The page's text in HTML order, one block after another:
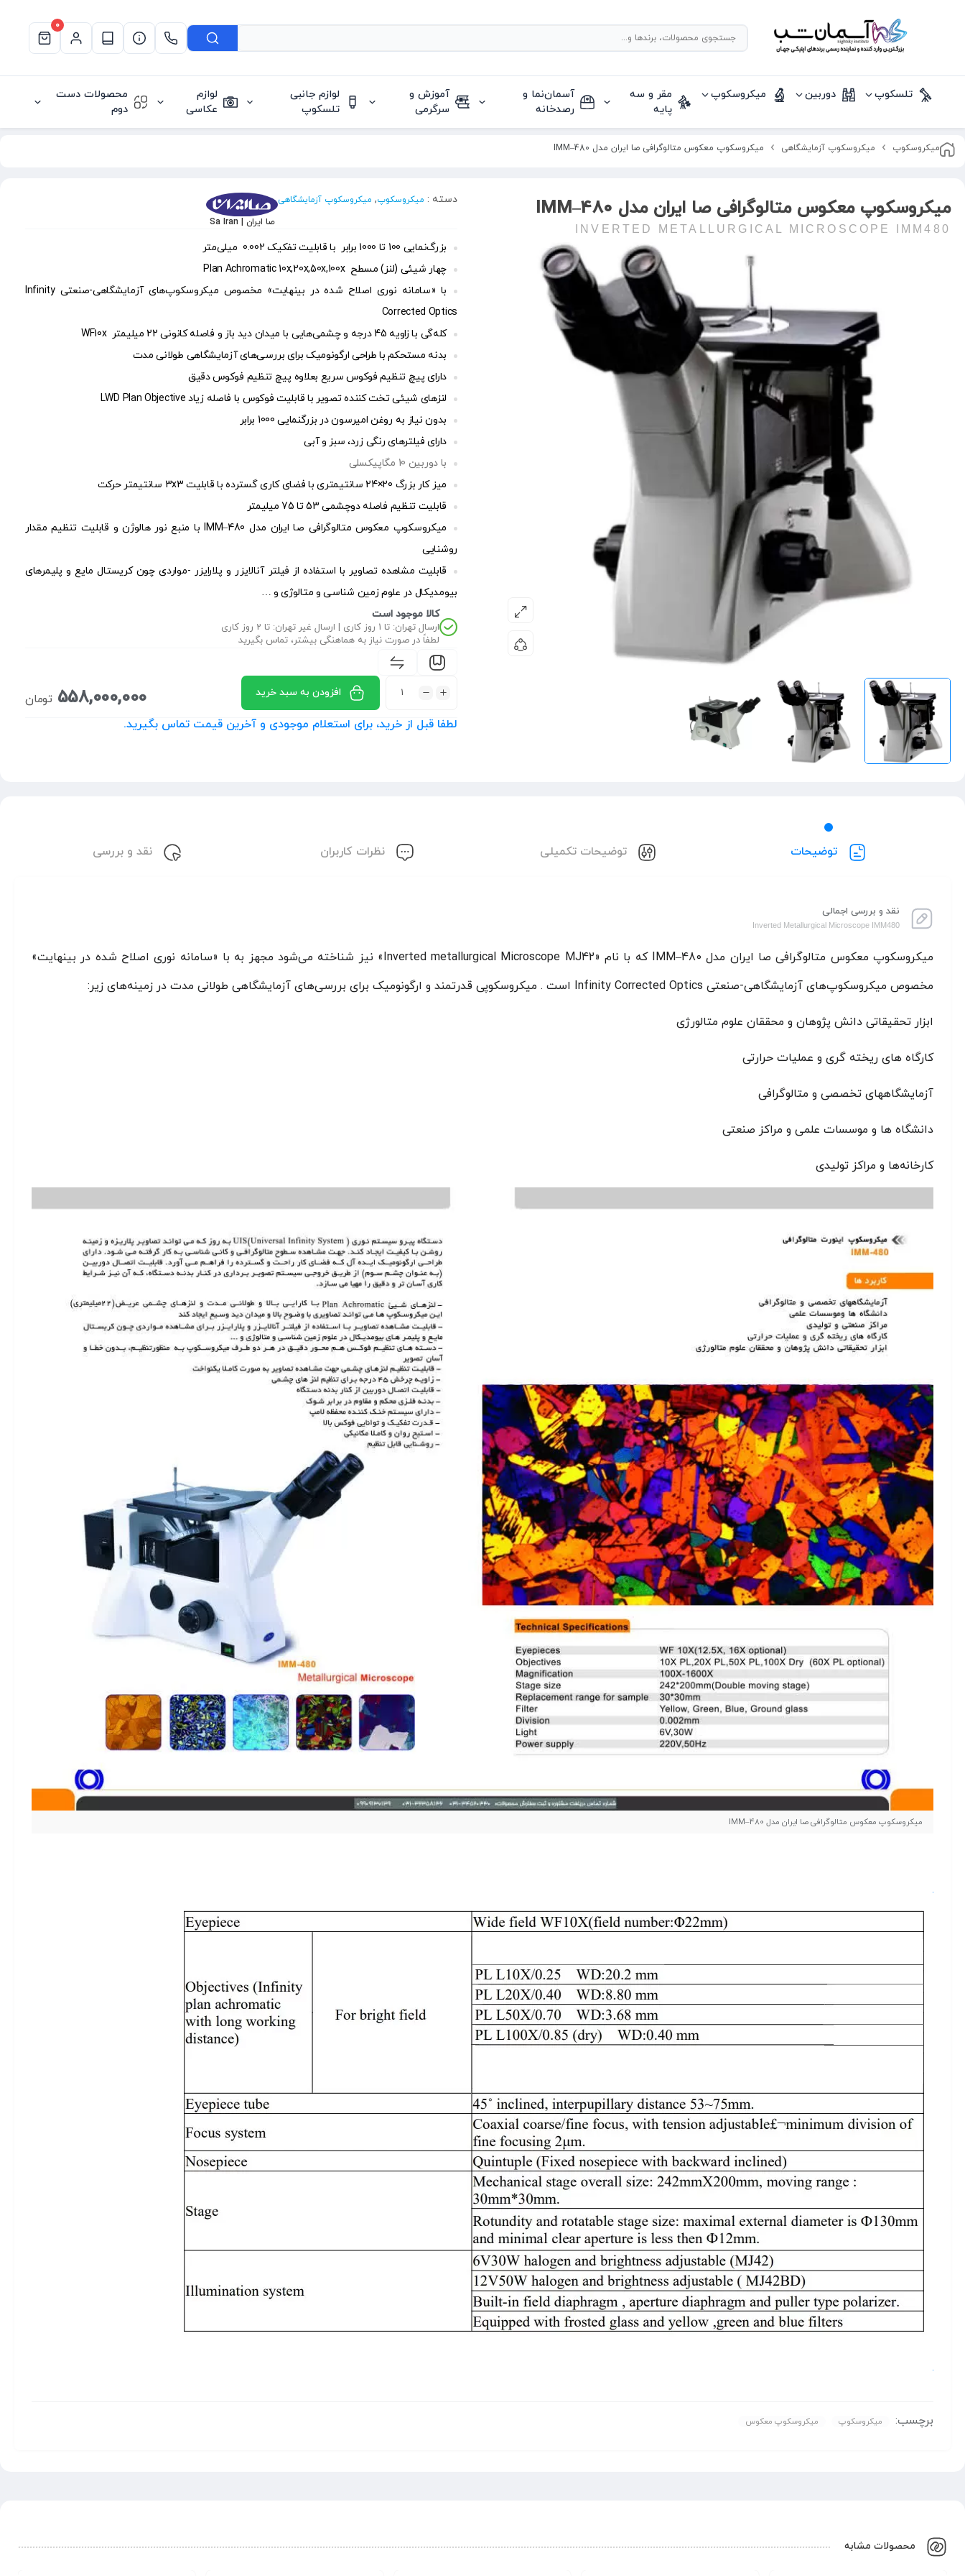
0
تلسکوپ دوربین میکروسکوپ
مقر و سه
پایه
آسمان‌نما و
رصدخانه
آموزش و
سرگرمی
لوازم جانبی
تلسکوپ
لوازم
عکاسی
محصولات دست
دوم
میکروسکوپ میکروسکوپ آزمایشگاهی ميكروسكوپ معکوس متالوگرافی صا ایران مدل IMM–480
ميكروسكوپ معکوس متالوگرافی صا ایران مدل IMM–480
INVERTED METALLURGICAL MICROSCOPE IMM480
دسته : میکروسکوپ, میکروسکوپ آزمایشگاهی
صا ایران | Sa Iran
بزرگ‌نمایی 100 تا 1000 برابر با قابلیت تفکیک 0.002 میلی‌متر
چهار شیئی (لنز) مسطح Plan Achromatic 10x,20x,50x,100x
با «سامانه نوری اصلاح شده در بینهایت» مخصوص میکروسکوپ‌های آزمایشگاهی-صنعتی Infinity
Corrected Optics
کله‌گی با زاویه 45 درجه و چشمی‌هایی با میدان دید باز و فاصله کانونی 22 میلیمتر WF10x
بدنه مستحکم با طراحی ارگونومیک برای بررسی‌های آزمایشگاهی طولانی مدت
دارای پیچ تنظیم فوکوس سریع بعلاوه پیچ تنظیم فوکوس دقیق
لنزهای شیئی تخت کننده تصویر با قابلیت فوکوس با فاصله زیاد LWD Plan Objective
بدون نیاز به روغن امیرسون در بزرگنمایی 1000 برابر
دارای فیلترهای رنگی زرد، سبز و آبی
با دوربین 10 مگاپیکسلی
میز کار بزرگ 20×24 سانتیمتری با فضای کاری گسترده با قابلیت 3x3 سانتیمتر حرکت
قابلیت تنظیم فاصله دوچشمی 53 تا 75 میلیمتر
ميكروسكوپ معکوس متالوگرافی صا ایران مدل IMM–480 با منبع نور هالوژن و قابلیت تنظیم مقدار
روشنایی
قابلیت مشاهده تصاویر با استفاده از فیلتر آنالایزر و پلارایزر -مواردی چون کریستال مایع و پلیمرهای
بیومدیکال در علوم زمین شناسی و متالوژی و …
کالا موجود است
ارسال تهران: تا 1 روز کاری | ارسال غیر تهران: تا 2 روز کاری
لطفاً در صورت نیاز به هماهنگی بیشتر، تماس بگیرید
افزودن به سبد خرید 558,000,000 تومان
لطفا قبل از خرید، برای استعلام موجودی و آخرین قیمت تماس بگیرید.
توضیحات توضیحات تکمیلی نظرات کاربران نقد و بررسی
نقد و بررسی اجمالی
Inverted Metallurgical Microscope IMM480
ميكروسكوپ معکوس متالوگرافی صا ایران مدل IMM–480 که با نام «Inverted metallurgical Microscope MJ42» نیز شناخته می‌شود مجهز به با «سامانه نوری اصلاح شده در بینهایت»
مخصوص میکروسکوپ‌های آزمایشگاهی-صنعتی Infinity Corrected Optics است . میکروسکوپی قدرتمند و ارگونومیک برای بررسی‌های آزمایشگاهی طولانی مدت در زمینه‌های زیر:
ابزار تحقیقاتی دانش پژوهان و محققان علوم متالورژی
کارگاه های ریخته گری و عملیات حرارتی
آزمایشگاههای تخصصی و متالوگرافی
دانشگاه ها و موسسات علمی و مراکز صنعتی
کارخانه‌ها و مراکز تولیدی
ميكروسكوپ معکوس متالوگرافی صا ایران مدل IMM–480
برچسب: میکروسکوپ میکروسکوپ معکوس
محصولات مشابه